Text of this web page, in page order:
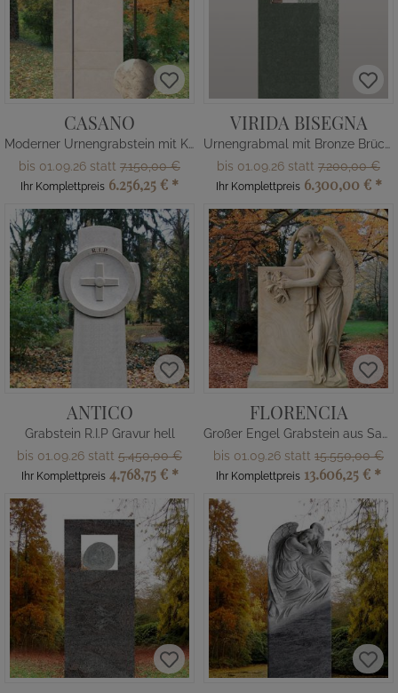
CASANO
Moderner Urnengrabstein mit Kugel & Kreuz
bis 01.09.26 statt 7.150,00 €
Ihr Komplettpreis 6.256,25 € *
VIRIDA BISEGNA
Urnengrabmal mit Bronze Brücke & Menschen
bis 01.09.26 statt 7.200,00 €
Ihr Komplettpreis 6.300,00 € *
ANTICO
Grabstein R.I.P Gravur hell
bis 01.09.26 statt 5.450,00 €
Ihr Komplettpreis 4.768,75 € *
FLORENCIA
Großer Engel Grabstein aus Sandstein
bis 01.09.26 statt 15.550,00 €
Ihr Komplettpreis 13.606,25 € *